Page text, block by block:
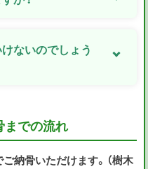
ないのでしょう
までの流れ
ご納骨いただけます。（樹木